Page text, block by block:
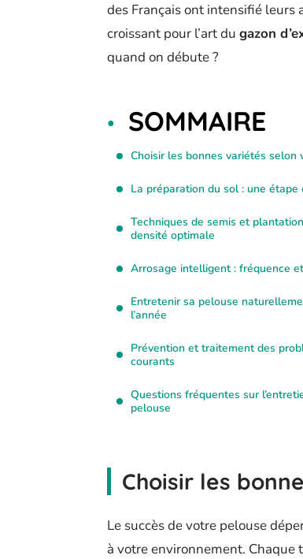
des Français ont intensifié leurs
croissant pour l’art du gazon
quand on débute ?
SOMMAIRE
Choisir les bonnes variétés selon
La préparation du sol : une étape
Techniques de semis et
densité optimale
Arrosage intelligent : fréquence
Entretenir sa pelouse
l’année
Prévention et traitement des
courants
Questions fréquentes sur
pelouse
Choisir les
Le succès de votre pelouse
à votre environnement. Chaque